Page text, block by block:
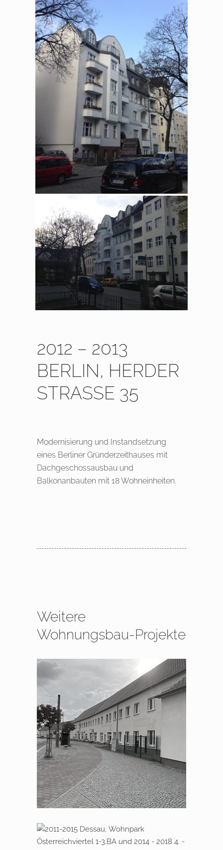
2012 – 2013
BERLIN, HERDER
STRASSE 35
Modernisierung und Instandsetzung
eines Berliner Gründerzeithauses mit
Dachgeschossausbau und
Balkonanbauten mit 18 Wohneinheiten.
Weitere
Wohnungsbau-Projekte
2017 – 2024 Eberswalde Nah­
versorgungs­zentrums
Dessau, Wohnpark Österreichviertel
1-3. BA